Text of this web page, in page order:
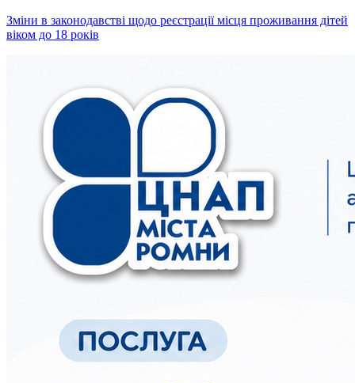
Зміни в законодавстві щодо реєстрації місця проживання дітей
віком до 18 років